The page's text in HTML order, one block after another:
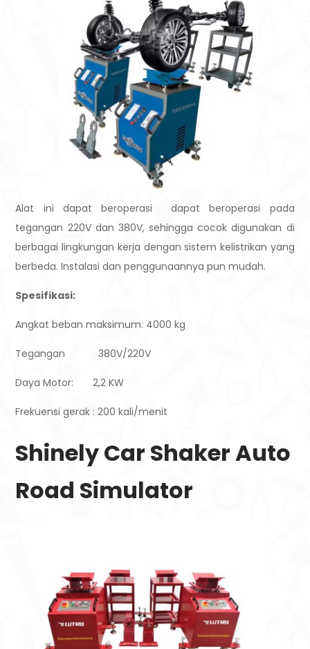
Alat ini dapat beroperasi dapat beroperasi pada
tegangan 220V dan 380V, sehingga cocok digunakan di
berbagai lingkungan kerja dengan sistem kelistrikan yang
berbeda. Instalasi dan penggunaannya pun mudah.
Spesifikasi:
Angkat beban maksimum: 4000 kg
Tegangan 380V/220V
Daya Motor: 2,2 KW
Frekuensi gerak : 200 kali/menit
Shinely Car Shaker Auto
Road Simulator